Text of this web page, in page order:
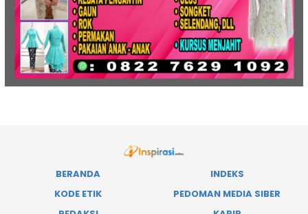
BERANDA
INDEKS
KODE ETIK
PEDOMAN MEDIA SIBER